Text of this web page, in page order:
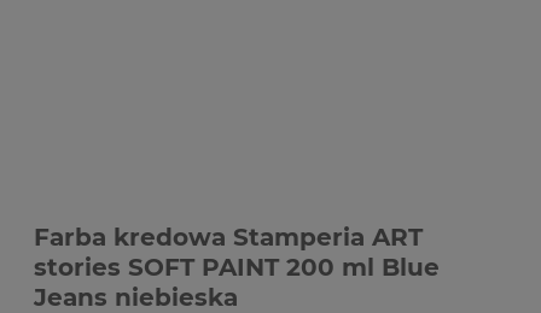
Farba kredowa Stamperia ART
stories SOFT PAINT 200 ml Blue
Jeans niebieska